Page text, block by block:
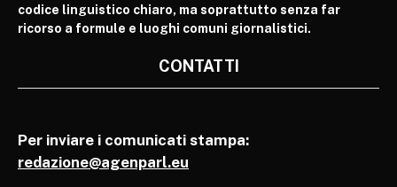
codice linguistico chiaro, ma soprattutto senza far
ricorso a formule e luoghi comuni giornalistici.
CONTATTI
Per inviare i comunicati stampa:
redazione@agenparl.eu